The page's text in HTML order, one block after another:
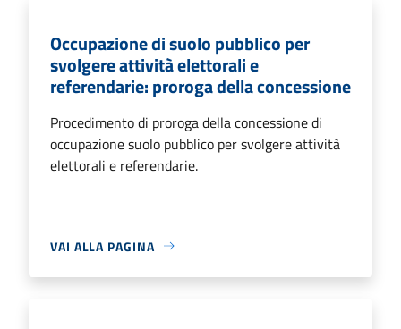
Occupazione di suolo pubblico per
svolgere attività elettorali e
referendarie: proroga della concessione
Procedimento di proroga della concessione di
occupazione suolo pubblico per svolgere attività
elettorali e referendarie.
VAI ALLA PAGINA